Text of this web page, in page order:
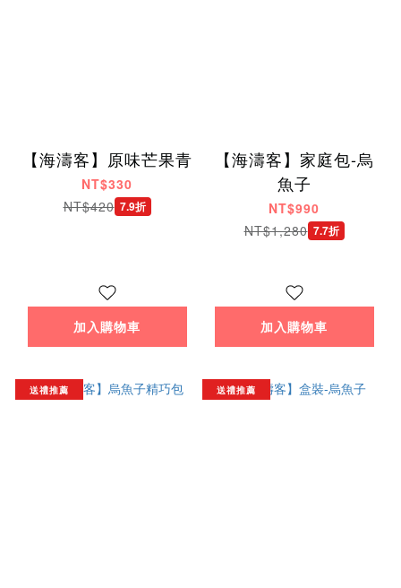
【海濤客】原味芒果青
NT$330
NT$420 7.9折
加入購物車
【海濤客】家庭包-烏
魚子
NT$990
NT$1,280 7.7折
加入購物車
送禮推薦 送禮推薦